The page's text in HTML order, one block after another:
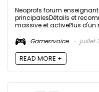
Neoprofs forum
principalesDétails et
massive et activePlus d'un
Gamerzvoice
juillet
READ MORE +